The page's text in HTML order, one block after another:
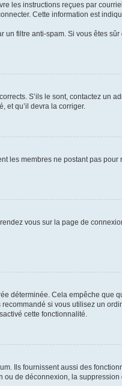
les instructions reçues par
Cette information est
filtre anti-spam. Si vous êtes
S’ils le sont, contactez un
et qu’il devra la corriger.
les membres ne postant pas
vous sur la page de
déterminée. Cela empêche que
recommandé si vous utilisez un
cette fonctionnalité.
Ils fournissent aussi des
de déconnexion, la